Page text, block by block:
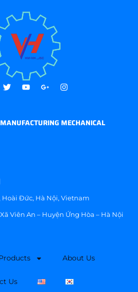
MECHANICAL
Hoài Đức, Hà Nội, Vietnam
Viên An – Huyện Ứng Hòa – Hà Nội
About Us
Us